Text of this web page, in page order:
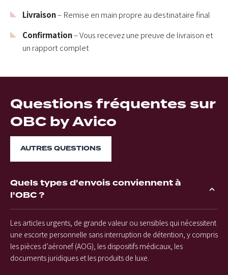
Livraison– Remise en main propre au destinataire final
Confirmation– Vous recevez une preuve de livraison et
un rapport complet
Questions fréquentes sur
OBC by Avico
AUTRES QUESTIONS
Quels types d'envois conviennent à
l'OBC ?
Les articles urgents, de grande valeur ou sensibles qui nécessitent
une escorte personnelle sans interruption de détention, y compris
les pièces d’aéronef (AOG), les dispositifs médicaux, les
documents juridiques et les produits de luxe.